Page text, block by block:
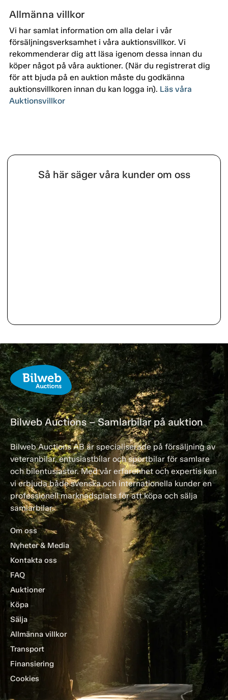
Allmänna villkor
Vi har samlat information om alla delar i vår
försäljningsverksamhet i våra auktionsvillkor. Vi
rekommenderar dig att läsa igenom dessa innan du
köper något på våra auktioner. (När du registrerat dig
för att bjuda på en auktion måste du godkänna
auktionsvillkoren innan du kan logga in). Läs våra
Auktionsvillkor
Så här säger våra kunder om oss
Bilweb Auctions – Samlarbilar på auktion
Bilweb Auctions AB är specialiserade på försäljning av
veteranbilar, entusiastbilar och sportbilar för samlare
och bilentusiaster. Med vår erfarenhet och expertis kan
vi erbjuda både svenska och internationella kunder en
professionell marknadsplats för att köpa och sälja
samlarbilar.
Om oss
Nyheter & Media
Kontakta oss
FAQ
Auktioner
Köpa
Sälja
Allmänna villkor
Transport
Finansiering
Cookies